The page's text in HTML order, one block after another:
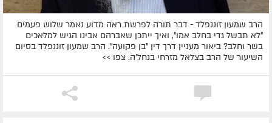
הרב שמעון זוננפלד - דבר תורה לפרשת ראה מדוע נאמר שלוש פעמים
"לא תבשל גדי בחלב אמו", ואיך ייתכן שאברהם אבינו הגיש למלאכים
בשר וחלב? ביאור מעניין דרך דין "בן פקועה". הרב שמעון זוננפלד בסיום
השיעור של הרב בצלאל מזרחי בנחל'ה. צפו >>